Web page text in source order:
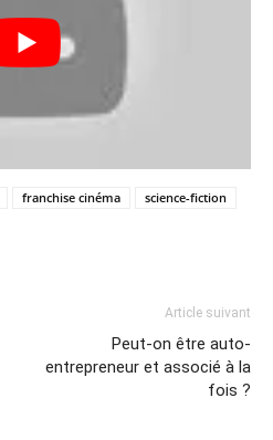
franchise cinéma
science-fiction
Article suivant
Peut-on être auto-
entrepreneur et associé à la
fois ?